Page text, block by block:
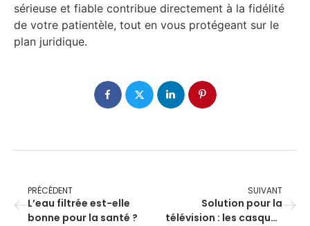
sérieuse et fiable contribue directement à la fidélité
de votre patientèle, tout en vous protégeant sur le
plan juridique.
PRÉCÉDENT
L’eau filtrée est-elle
bonne pour la santé ?
SUIVANT
Solution pour la
télévision : les casques